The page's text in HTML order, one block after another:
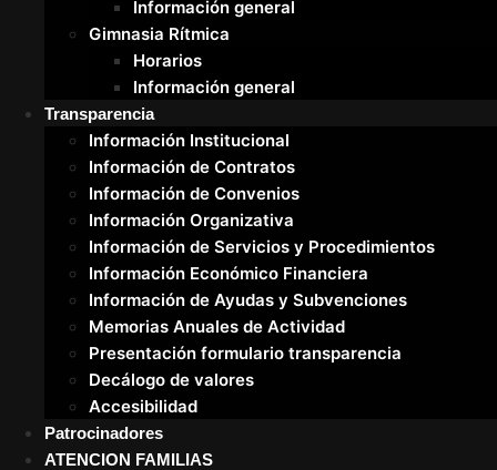
Información general
Gimnasia Rítmica
Horarios
Información general
Transparencia
Información Institucional
Información de Contratos
Información de Convenios
Información Organizativa
Información de Servicios y Procedimientos
Información Económico Financiera
Información de Ayudas y Subvenciones
Memorias Anuales de Actividad
Presentación formulario transparencia
Decálogo de valores
Accesibilidad
Patrocinadores
ATENCION FAMILIAS